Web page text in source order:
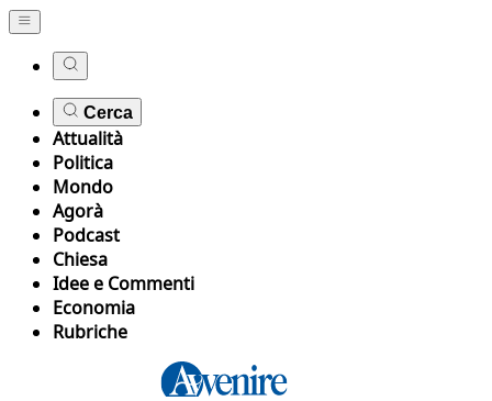
Cerca
Attualità
Politica
Mondo
Agorà
Podcast
Chiesa
Idee e Commenti
Economia
Rubriche